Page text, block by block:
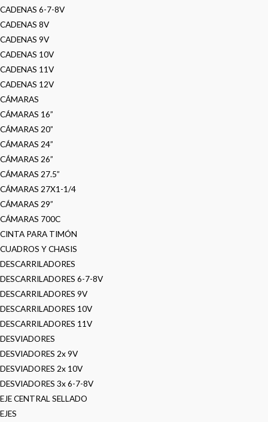
CADENAS 6-7-8V
CADENAS 8V
CADENAS 9V
CADENAS 10V
CADENAS 11V
CADENAS 12V
CÁMARAS
CÁMARAS 16”
CÁMARAS 20”
CÁMARAS 24”
CÁMARAS 26”
CÁMARAS 27.5”
CÁMARAS 27X1-1/4
CÁMARAS 29”
CÁMARAS 700C
CINTA PARA TIMÓN
CUADROS Y CHASIS
DESCARRILADORES
DESCARRILADORES 6-7-8V
DESCARRILADORES 9V
DESCARRILADORES 10V
DESCARRILADORES 11V
DESVIADORES
DESVIADORES 2x 9V
DESVIADORES 2x 10V
DESVIADORES 3x 6-7-8V
EJE CENTRAL SELLADO
EJES